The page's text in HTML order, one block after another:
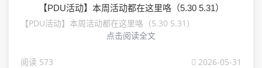
【PDU活动】本周活动都在这里咯（5.30 5.31）
【PDU活动】本周活动都在这里咯（5.30 5.31）
点击阅读全文
阅读 573 2026-05-31